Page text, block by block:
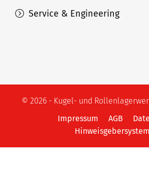
Service & Engineering
© 2026 - Kugel- und
Impressum
AGB
Hinweisgebersystem